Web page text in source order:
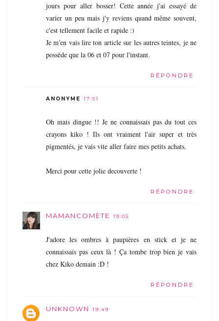
jours pour aller bosser! Cette année j'ai essayé de
varier un peu mais j'y reviens quand même souvent,
c'est tellement facile et rapide :)
Je m'en vais lire ton article sur les autres teintes, je ne
possède que la 06 et 07 pour l'instant.
RÉPONDRE
ANONYME 17:51
Oh mais dingue !! Je ne connaissais pas du tout ces
crayons kiko ! Ils ont vraiment l'air super et très
pigmentés, je vais vite aller faire mes petits achats.
Merci pour cette jolie decouverte !
RÉPONDRE
MAMANCOMÈTE 19:05
J'adore les ombres à paupières en stick et je ne
connaissais pas ceux là ! Ça tombe trop bien je vais
chez Kiko demain :D !
RÉPONDRE
UNKNOWN 19:49